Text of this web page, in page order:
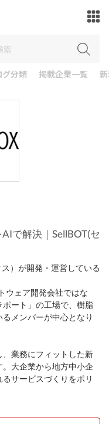
グ分類 掲載企業一覧
で解決｜SellBOT(セ
）が開発・運営している
ウェア開発会社ではな
ート」の工場で、樹脂
メンバーが中心となり
業務にフィットした新
大企業から地方中小企
サービスづくりをポリ